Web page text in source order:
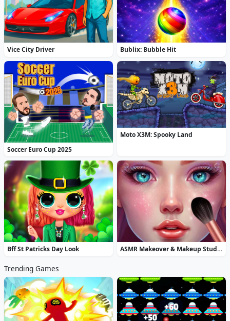
Vice City Driver Bublix: Bubble Hit
Soccer Euro Cup 2025
Moto X3M: Spooky Land
Bff St Patricks Day Look ASMR Makeover & Makeup Studio
Trending Games